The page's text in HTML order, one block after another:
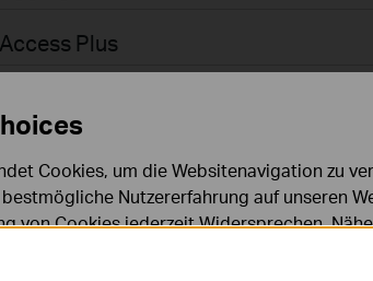
Access Plus
Businessanwender > Omada > WiFi >
Cookies, um die Websitenavigation zu
Nutzererfahrung auf unseren
von Cookies jederzeit Widersprechen.